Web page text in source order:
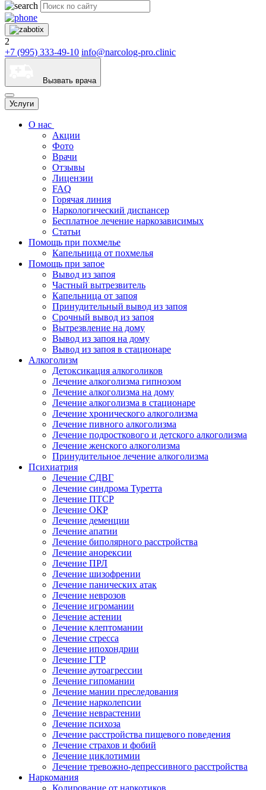
2
+7 (995) 333-49-10 info@narcolog-pro.clinic
Вызвать врача
Услуги
О нас
Акции
Фото
Врачи
Отзывы
Лицензии
FAQ
Горячая линия
Наркологический диспансер
Бесплатное лечение наркозависимых
Статьи
Помощь при похмелье
Капельница от похмелья
Помощь при запое
Вывод из запоя
Частный вытрезвитель
Капельница от запоя
Принудительный вывод из запоя
Срочный вывод из запоя
Вытрезвление на дому
Вывод из запоя на дому
Вывод из запоя в стационаре
Алкоголизм
Детоксикация алкоголиков
Лечение алкоголизма гипнозом
Лечение алкоголизма на дому
Лечение алкоголизма в стационаре
Лечение хронического алкоголизма
Лечение пивного алкоголизма
Лечение подросткового и детского алкоголизма
Лечение женского алкоголизма
Принудительное лечение алкоголизма
Психиатрия
Лечение СДВГ
Лечение синдрома Туретта
Лечение ПТСР
Лечение ОКР
Лечение деменции
Лечение апатии
Лечение биполярного расстройства
Лечение анорексии
Лечение ПРЛ
Лечение шизофрении
Лечение панических атак
Лечение неврозов
Лечение игромании
Лечение астении
Лечение клептомании
Лечение стресса
Лечение ипохондрии
Лечение ГТР
Лечение аутоагрессии
Лечение гипомании
Лечение мании преследования
Лечение нарколепсии
Лечение неврастении
Лечение психоза
Лечение расстройства пищевого поведения
Лечение страхов и фобий
Лечение циклотимии
Лечение тревожно-депрессивного расстройства
Наркомания
Кодирование от наркотиков